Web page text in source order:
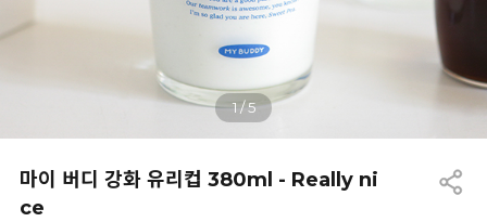
1/5
마이 버디 강화 유리컵 380ml - Really ni
ce